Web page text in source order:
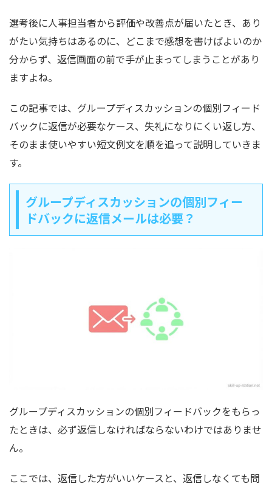
選考後に人事担当者から評価や改善点が届いたとき、あり
がたい気持ちはあるのに、どこまで感想を書けばよいのか
分からず、返信画面の前で手が止まってしまうことがあり
ますよね。
この記事では、グループディスカッションの個別フィード
バックに返信が必要なケース、失礼になりにくい返し方、
そのまま使いやすい短文例文を順を追って説明していきま
す。
グループディスカッションの個別フィー
ドバックに返信メールは必要？
グループディスカッションの個別フィードバックをもらっ
たときは、必ず返信しなければならないわけではありませ
ん。
ここでは、返信した方がいいケースと、返信しなくても問